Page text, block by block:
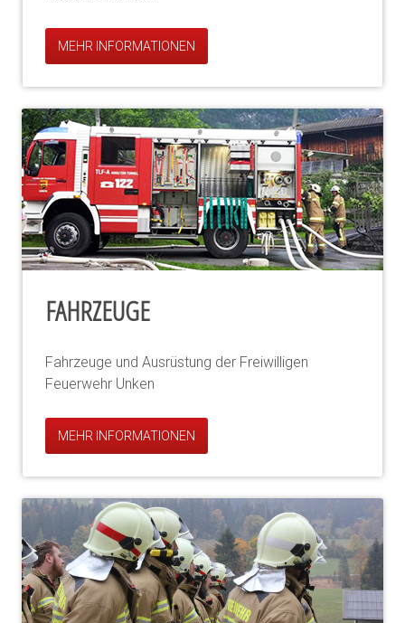
MEHR INFORMATIONEN
FAHRZEUGE
Fahrzeuge und Ausrüstung der Freiwilligen
Feuerwehr Unken
MEHR INFORMATIONEN